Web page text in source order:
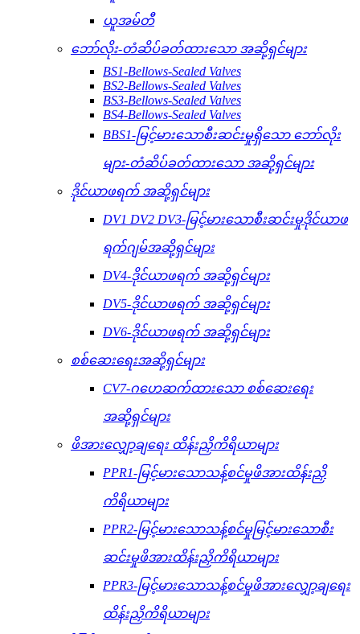
ယူအမ်တီ
ဘော်လိုး-တံဆိပ်ခတ်ထားသော အဆို့ရှင်များ
BS1-Bellows-Sealed Valves
BS2-Bellows-Sealed Valves
BS3-Bellows-Sealed Valves
BS4-Bellows-Sealed Valves
BBS1-မြင့်မားသောစီးဆင်းမှုရှိသော ဘော်လိုး
များ-တံဆိပ်ခတ်ထားသော အဆို့ရှင်များ
ဒိုင်ယာဖရက် အဆို့ရှင်များ
DV1 DV2 DV3-မြင့်မားသောစီးဆင်းမှုဒိုင်ယာဖ
ရက်ဂျမ်အဆို့ရှင်များ
DV4-ဒိုင်ယာဖရက် အဆို့ရှင်များ
DV5-ဒိုင်ယာဖရက် အဆို့ရှင်များ
DV6-ဒိုင်ယာဖရက် အဆို့ရှင်များ
စစ်ဆေးရေးအဆို့ရှင်များ
CV7-ဂဟေဆက်ထားသော စစ်ဆေးရေး
အဆို့ရှင်များ
ဖိအားလျှော့ချရေး ထိန်းညှိကိရိယာများ
PPR1-မြင့်မားသောသန့်စင်မှုဖိအားထိန်းညှိ
ကိရိယာများ
PPR2-မြင့်မားသောသန့်စင်မှုမြင့်မားသောစီး
ဆင်းမှုဖိအားထိန်းညှိကိရိယာများ
PPR3-မြင့်မားသောသန့်စင်မှုဖိအားလျှော့ချရေး
ထိန်းညှိကိရိယာများ